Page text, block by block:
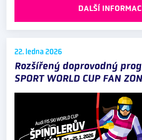
DALŠÍ
22. ledna 2026
Rozšířený doprovodný
SPORT WORLD CUP FAN